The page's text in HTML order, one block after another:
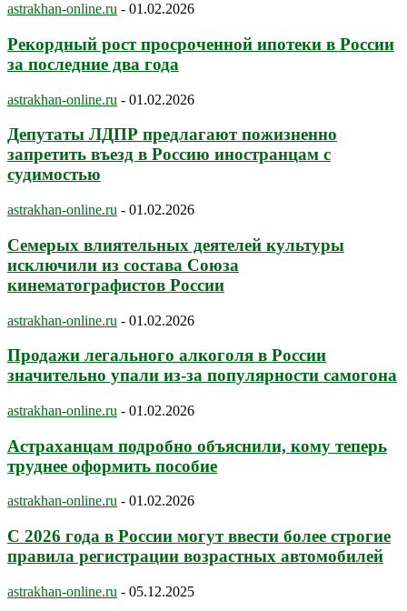
astrakhan-online.ru - 01.02.2026
Рекордный рост просроченной ипотеки в России
за последние два года
astrakhan-online.ru - 01.02.2026
Депутаты ЛДПР предлагают пожизненно
запретить въезд в Россию иностранцам с
судимостью
astrakhan-online.ru - 01.02.2026
Семерых влиятельных деятелей культуры
исключили из состава Союза
кинематографистов России
astrakhan-online.ru - 01.02.2026
Продажи легального алкоголя в России
значительно упали из-за популярности самогона
astrakhan-online.ru - 01.02.2026
Астраханцам подробно объяснили, кому теперь
труднее оформить пособие
astrakhan-online.ru - 01.02.2026
С 2026 года в России могут ввести более строгие
правила регистрации возрастных автомобилей
astrakhan-online.ru - 05.12.2025